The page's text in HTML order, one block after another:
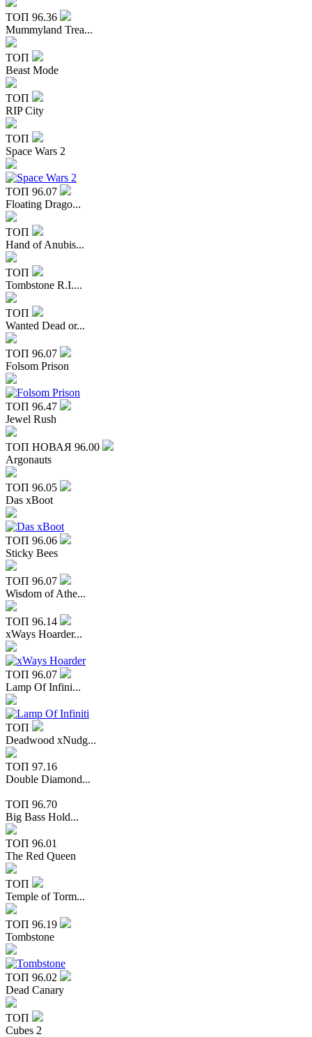
ТОП 96.36
Mummyland Trea...
ТОП
Beast Mode
ТОП
RIP City
ТОП
Space Wars 2
ТОП 96.07
Floating Drago...
ТОП
Hand of Anubis...
ТОП
Tombstone R.I....
ТОП
Wanted Dead or...
ТОП 96.07
Folsom Prison
ТОП 96.47
Jewel Rush
ТОП НОВАЯ 96.00
Argonauts
ТОП 96.05
Das xBoot
ТОП 96.06
Sticky Bees
ТОП 96.07
Wisdom of Athe...
ТОП 96.14
xWays Hoarder...
ТОП 96.07
Lamp Of Infini...
ТОП
Deadwood xNudg...
ТОП 97.16
Double Diamond...
ТОП 96.70
Big Bass Hold...
ТОП 96.01
The Red Queen
ТОП
Temple of Torm...
ТОП 96.19
Tombstone
ТОП 96.02
Dead Canary
ТОП
Cubes 2